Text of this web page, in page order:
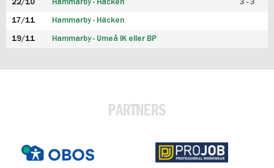
22/10 Hammarby - Häcken 3 - 3
17/11 Hammarby - Häcken
19/11 Hammarby - Umeå IK eller BP
PARTNERS